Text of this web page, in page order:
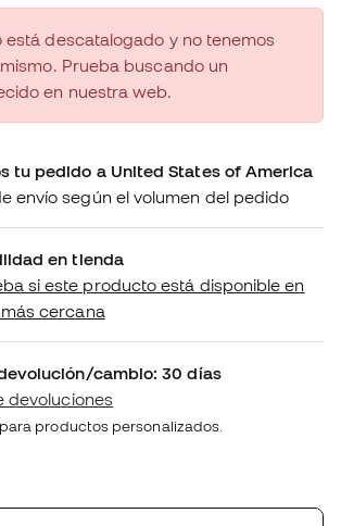
está descatalogado y no tenemos
Prueba buscando un
en nuestra web.
tu pedido a United States of America
envío según el volumen del pedido
en tienda
si este producto está disponible en
cercana
cambio: 30 días
devoluciones
productos personalizados.